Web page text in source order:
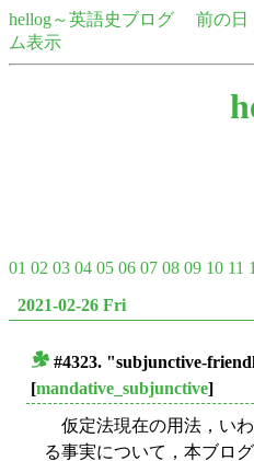
hellog～英語史ブログ 前の日
ム表示
01 02 03 04 05 06 07 08 09 10 11
2021-02-26 Fri
#4323. "subjunctive-
[mandative_subjunctive]
仮定法現在の用法，いわ
る事実について，本ブロ